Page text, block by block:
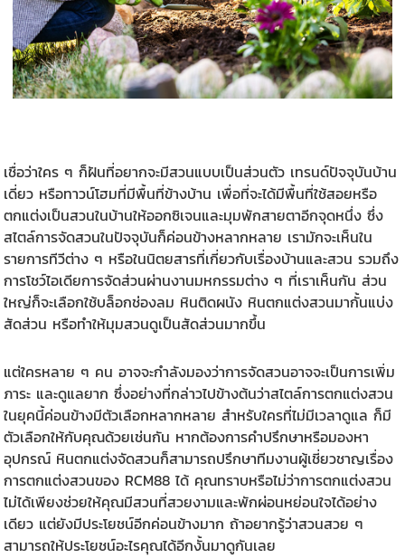
เชื่อว่าใคร ๆ ก็ฝันที่อยากจะมีสวนแบบเป็นส่วนตัว เทรนด์ปัจจุบันบ้าน
เดี่ยว หรือทาวน์โฮมที่มีพื้นที่ข้างบ้าน เพื่อที่จะได้มีพื้นที่ใช้สอยหรือ
ตกแต่งเป็นสวนในบ้านให้ออกซิเจนและมุมพักสายตาอีกจุดหนึ่ง ซึ่ง
สไตล์การจัดสวนในปัจจุบันก็ค่อนข้างหลากหลาย เรามักจะเห็นใน
รายการทีวีต่าง ๆ หรือในนิตยสารที่เกี่ยวกับเรื่องบ้านและสวน รวมถึง
การโชว์ไอเดียการจัดส่วนผ่านงานมหกรรมต่าง ๆ ที่เราเห็นกัน ส่วน
ใหญ่ก็จะเลือกใช้บล็อกช่องลม หินติดผนัง หินตกแต่งสวนมากั้นแบ่ง
สัดส่วน หรือทำให้มุมสวนดูเป็นสัดส่วนมากขึ้น
แต่ใครหลาย ๆ คน อาจจะกำลังมองว่าการจัดสวนอาจจะเป็นการเพิ่ม
ภาระ และดูแลยาก ซึ่งอย่างที่กล่าวไปข้างต้นว่าสไตล์การตกแต่งสวน
ในยุคนี้ค่อนข้างมีตัวเลือกหลากหลาย สำหรับใครที่ไม่มีเวลาดูแล ก็มี
ตัวเลือกให้กับคุณด้วยเช่นกัน หากต้องการคำปรึกษาหรือมองหา
อุปกรณ์ หินตกแต่งจัดสวนก็สามารถปรึกษาทีมงานผู้เชี่ยวชาญเรื่อง
การตกแต่งสวนของ RCM88 ได้ คุณทราบหรือไม่ว่าการตกแต่งสวน
ไม่ได้เพียงช่วยให้คุณมีสวนที่สวยงามและพักผ่อนหย่อนใจได้อย่าง
เดียว แต่ยังมีประโยชน์อีกค่อนข้างมาก ถ้าอยากรู้ว่าสวนสวย ๆ
สามารถให้ประโยชน์อะไรคุณได้อีกงั้นมาดูกันเลย